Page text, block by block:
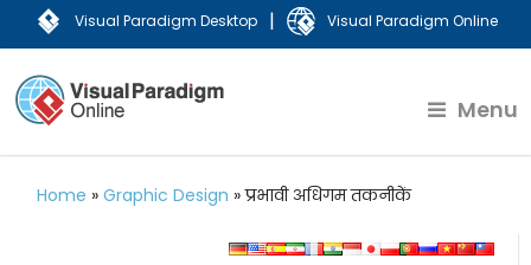
Visual Paradigm Desktop | Visual Paradigm Online
Menu
Home »Graphic Design »प्रभावी अधिगम तकनीकें